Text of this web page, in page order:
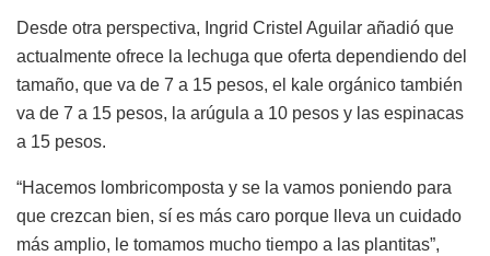
Desde otra perspectiva, Ingrid Cristel Aguilar añadió que
actualmente ofrece la lechuga que oferta dependiendo del
tamaño, que va de 7 a 15 pesos, el kale orgánico también
va de 7 a 15 pesos, la arúgula a 10 pesos y las espinacas
a 15 pesos.
“Hacemos lombricomposta y se la vamos poniendo para
que crezcan bien, sí es más caro porque lleva un cuidado
más amplio, le tomamos mucho tiempo a las plantitas”,